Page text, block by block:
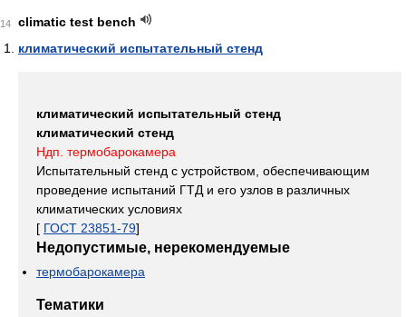
14
climatic test bench
климатический испытательный стенд
климатический испытательный стенд
климатический стенд
Ндп. термобарокамера
Испытательный стенд с устройством, обеспечивающим
проведение испытаний ГТД и его узлов в различных
климатических условиях
[ ГОСТ 23851-79]
Недопустимые, нерекомендуемые
термобарокамера
Тематики